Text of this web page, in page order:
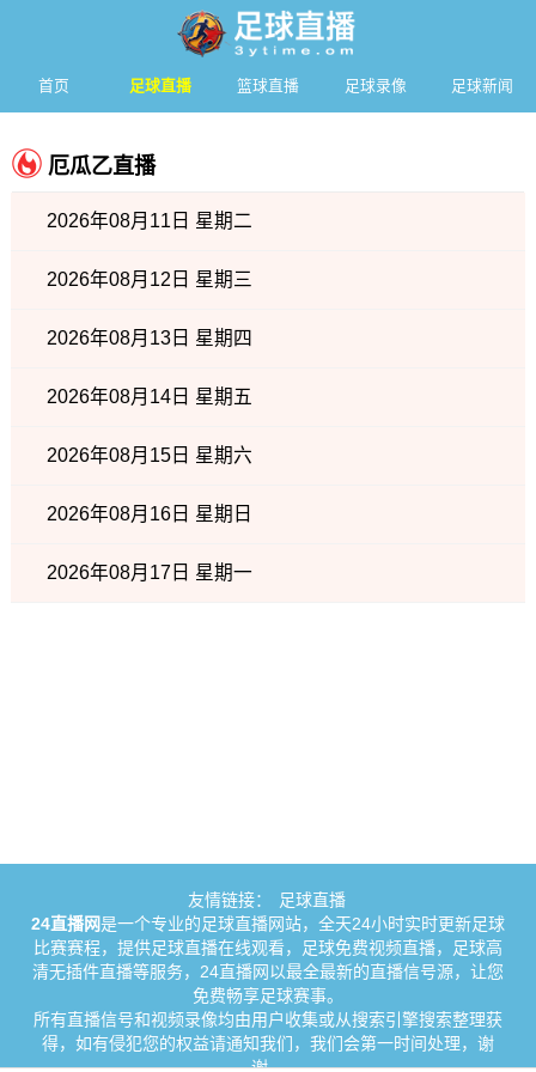
首页 足球直播 篮球直播 足球录像 足球新闻
厄瓜乙直播
2026年08月11日 星期二
2026年08月12日 星期三
2026年08月13日 星期四
2026年08月14日 星期五
2026年08月15日 星期六
2026年08月16日 星期日
2026年08月17日 星期一
友情链接：
足球直播
24直播网是一个专业的足球直播网站，全天24小时实时更新足球
比赛赛程，提供足球直播在线观看，足球免费视频直播，足球高
清无插件直播等服务，24直播网以最全最新的直播信号源，让您
免费畅享足球赛事。
所有直播信号和视频录像均由用户收集或从搜索引擎搜索整理获
得，如有侵犯您的权益请通知我们，我们会第一时间处理，谢
谢。